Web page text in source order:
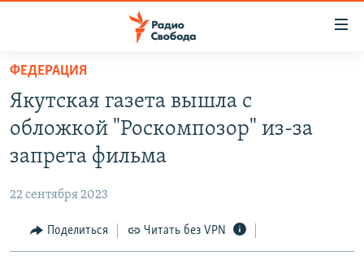
упрощенного
доступа
Вернуться
основному
Вернутся
ПОДКАСТЫ
АВТОРСКИЕ ПРОЕКТЫ
МНЕНИЯ
КУЛЬТУРА
ФЕДЕРАЦИЯ
Якутская газета вышла с
обложкой "Роскомпозор" из-за
запрета фильма
22 сентября 2023
Поделиться Читать без VPN